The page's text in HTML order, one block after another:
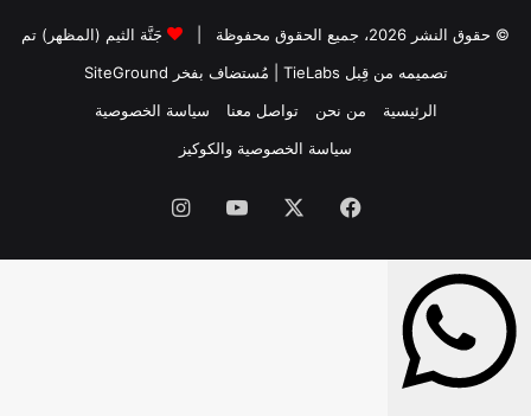
© حقوق النشر 2026، جميع الحقوق محفوظة |
جَنَّة الثيم (المظهر) تم
تصميمه من قِبل TieLabs
| مُستضاف بفخر SiteGround
الرئيسية
من نحن تواصل معنا
سياسة الخصوصية
سياسة الخصوصية والكوكيز
فيسبوك ‫YouTubeانستقرام